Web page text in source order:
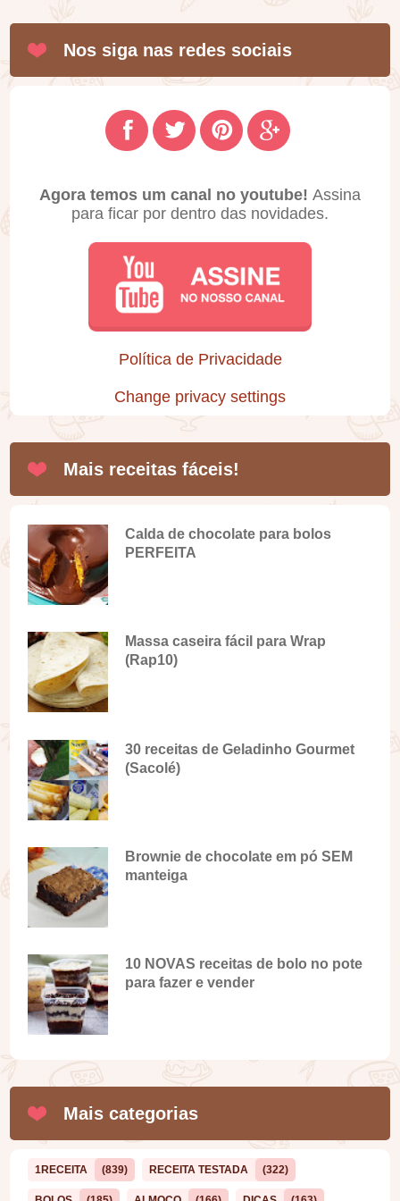
Nos siga nas redes sociais
Agora temos um canal no youtube! Assina
para ficar por dentro das novidades.
Política de Privacidade
Change privacy settings
Mais receitas fáceis!
Calda de chocolate para bolos
PERFEITA
Massa caseira fácil para Wrap
(Rap10)
30 receitas de Geladinho Gourmet
(Sacolé)
Brownie de chocolate em pó SEM
manteiga
10 NOVAS receitas de bolo no pote
para fazer e vender
Mais categorias
1RECEITA (839) RECEITA TESTADA (322)